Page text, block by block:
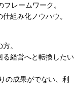
レームワーク。
組み化ノウハウ。
。
る経営へと転換したい
の成果がでない、利